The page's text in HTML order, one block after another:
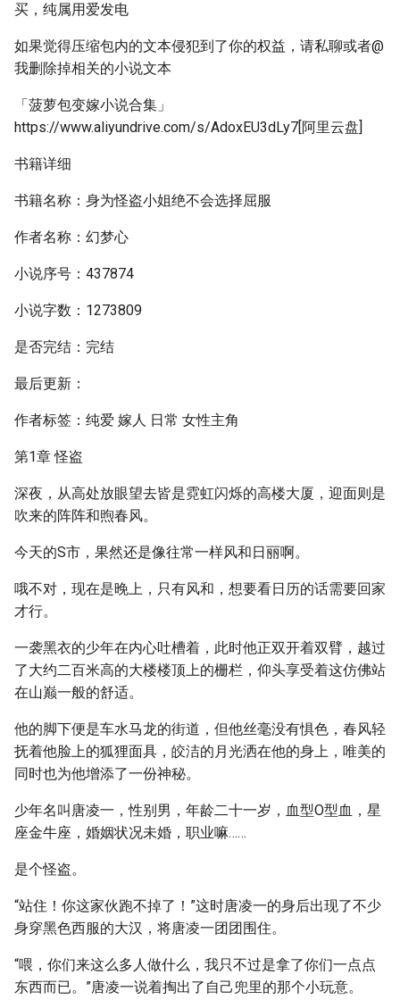
买，纯属用爱发电
如果觉得压缩包内的文本侵犯到了你的权益，请私聊或者@
我删除掉相关的小说文本
「菠萝包变嫁小说合集」
https://www.aliyundrive.com/s/AdoxEU3dLy7[阿里云盘]
书籍详细
书籍名称：身为怪盗小姐绝不会选择屈服
作者名称：幻梦心
小说序号：437874
小说字数：1273809
是否完结：完结
最后更新：
作者标签：纯爱 嫁人 日常 女性主角
第1章 怪盗
深夜，从高处放眼望去皆是霓虹闪烁的高楼大厦，迎面则是
吹来的阵阵和煦春风。
今天的S市，果然还是像往常一样风和日丽啊。
哦不对，现在是晚上，只有风和，想要看日历的话需要回家
才行。
一袭黑衣的少年在内心吐槽着，此时他正双开着双臂，越过
了大约二百米高的大楼楼顶上的栅栏，仰头享受着这仿佛站
在山巅一般的舒适。
他的脚下便是车水马龙的街道，但他丝毫没有惧色，春风轻
抚着他脸上的狐狸面具，皎洁的月光洒在他的身上，唯美的
同时也为他增添了一份神秘。
少年名叫唐凌一，性别男，年龄二十一岁，血型O型血，星
座金牛座，婚姻状况未婚，职业嘛……
是个怪盗。
“站住！你这家伙跑不掉了！”这时唐凌一的身后出现了不少
身穿黑色西服的大汉，将唐凌一团团围住。
“喂，你们来这么多人做什么，我只不过是拿了你们一点点
东西而已。”唐凌一说着掏出了自己兜里的那个小玩意。